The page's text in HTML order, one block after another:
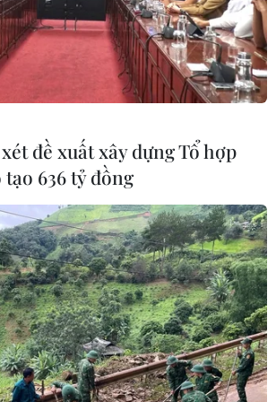
Quốc đánh giá
tác cơ giới hóa
Việt Nam
nghị tăng lãi
không sớm hạ
Trung Quốc
năm 2026
đề xuất xây dựng Tổ hợp
636 tỷ đồng